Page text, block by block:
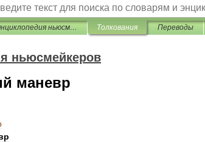
Энциклопедия ньюсмейкеров Толкования Переводы
ньюсмейкеров
маневр